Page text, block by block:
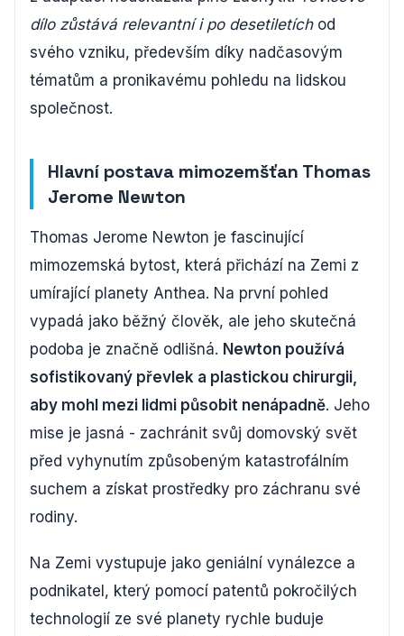
dílo zůstává relevantní i po desetiletíchod
svého vzniku, především díky nadčasovým
tématům a pronikavému pohledu na lidskou
společnost.
Hlavní postava mimozemšťan Thomas
Jerome Newton
Thomas Jerome Newton je fascinující
mimozemská bytost, která přichází na Zemi z
umírající planety Anthea. Na první pohled
vypadá jako běžný člověk, ale jeho skutečná
podoba je značně odlišná. Newton používá
sofistikovaný převlek a plastickou chirurgii,
aby mohl mezi lidmi působit nenápadně. Jeho
mise je jasná - zachránit svůj domovský svět
před vyhynutím způsobeným katastrofálním
suchem a získat prostředky pro záchranu své
rodiny.
Na Zemi vystupuje jako geniální vynálezce a
podnikatel, který pomocí patentů pokročilých
technologií ze své planety rychle buduje